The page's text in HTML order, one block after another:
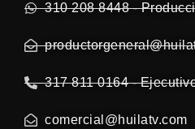
310 208 8448 -
317 811 0164 -
comercial@huilatv.com